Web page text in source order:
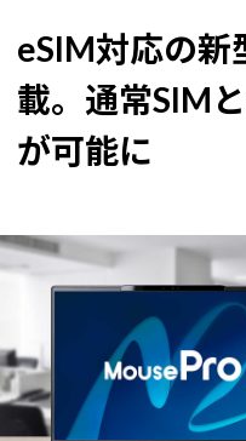
eSIM対応の新
載。通常SIM
が可能に